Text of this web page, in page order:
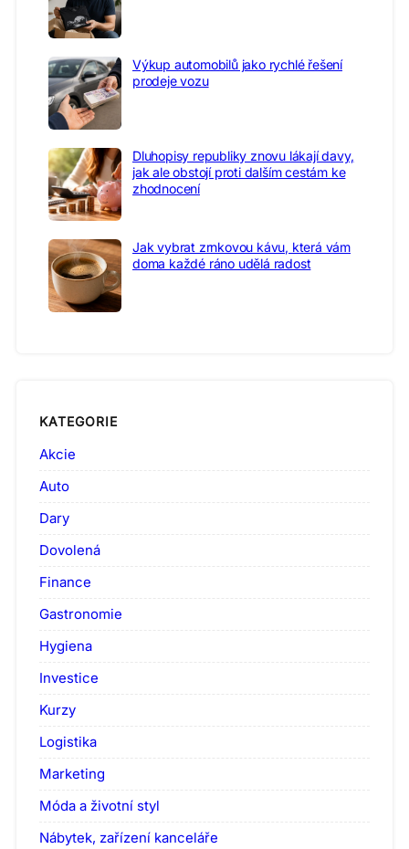
Výkup automobilů jako rychlé řešení
prodeje vozu
Dluhopisy republiky znovu lákají davy,
jak ale obstojí proti dalším cestám ke
zhodnocení
Jak vybrat zrnkovou kávu, která vám
doma každé ráno udělá radost
KATEGORIE
Akcie
Auto
Dary
Dovolená
Finance
Gastronomie
Hygiena
Investice
Kurzy
Logistika
Marketing
Móda a životní styl
Nábytek, zařízení kanceláře